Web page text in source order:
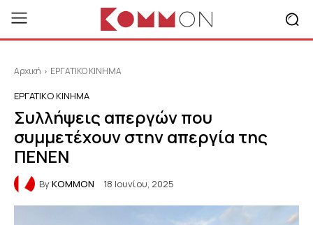
Αρχική ΕΡΓΑΤΙΚΟ ΚΙΝΗΜΑ
ΕΡΓΑΤΙΚΟ ΚΙΝΗΜΑ
Συλλήψεις απεργών που
συμμετέχουν στην απεργία της
ΠΕΝΕΝ
ByKOMMON 18 Ιουνίου, 2025